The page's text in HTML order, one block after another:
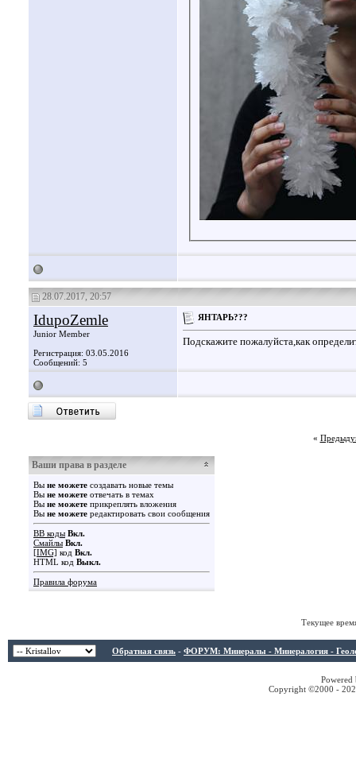
28.07.2017, 20:57
IdupoZemle
Junior Member
Регистрация: 03.05.2016
Сообщений: 5
ЯНТАРЬ???
Подскажите пожалуйста,как
«
Ваши права в разделе
Вы не можете создавать новые темы
Вы не можете отвечать в темах
Вы не можете прикреплять вложения
Вы не можете редактировать свои сообщения
BB коды Вкл.
Смайлы Вкл.
[IMG] код Вкл.
HTML код Выкл.
Правила форума
Текущее
Обратная связь - ФОРУМ: Минералы - Минералогия -
Copyright ©2000 -